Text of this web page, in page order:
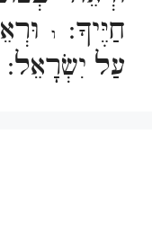
חַיֶּיךָ:
ו
עַל יִשְׂרָאֵל: